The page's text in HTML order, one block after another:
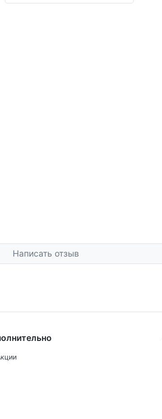
Написать отзыв